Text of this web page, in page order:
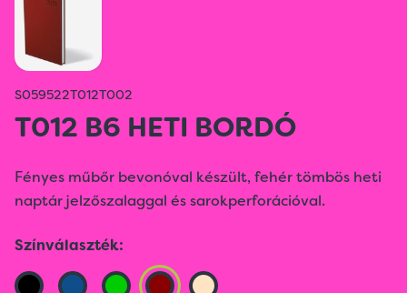
S059522T012T002
T012 B6 HETI BORDÓ
Fényes műbőr bevonóval készült, fehér tömbös heti
naptár jelzőszalaggal és sarokperforációval.
Színválaszték: